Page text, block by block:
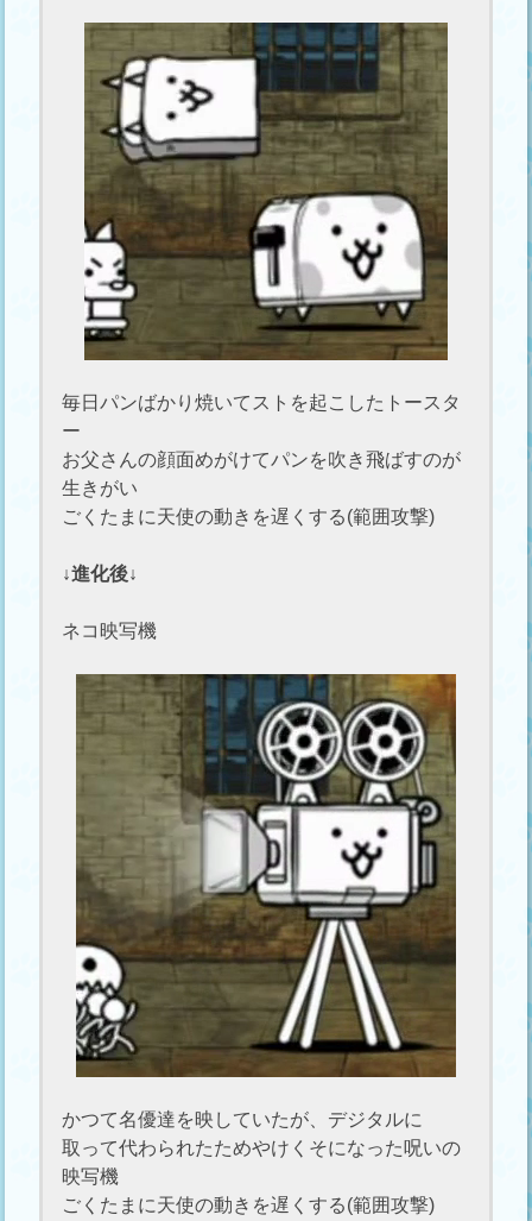
毎日パンばかり焼いてストを起こしたトースタ
ー
お父さんの顔面めがけてパンを吹き飛ばすのが
生きがい
ごくたまに天使の動きを遅くする(範囲攻撃)
↓進化後↓
ネコ映写機
かつて名優達を映していたが、デジタルに
取って代わられたためやけくそになった呪いの
映写機
ごくたまに天使の動きを遅くする(範囲攻撃)